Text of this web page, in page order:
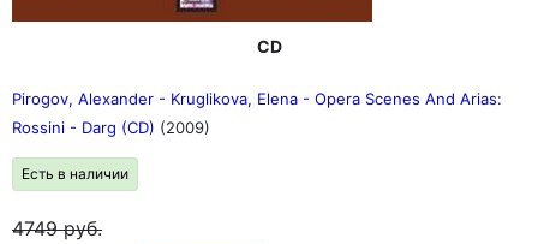
CD
Pirogov, Alexander - Kruglikova, Elena - Opera Scenes And Arias:
Rossini - Darg (CD) (2009)
Есть в наличии
4749руб.